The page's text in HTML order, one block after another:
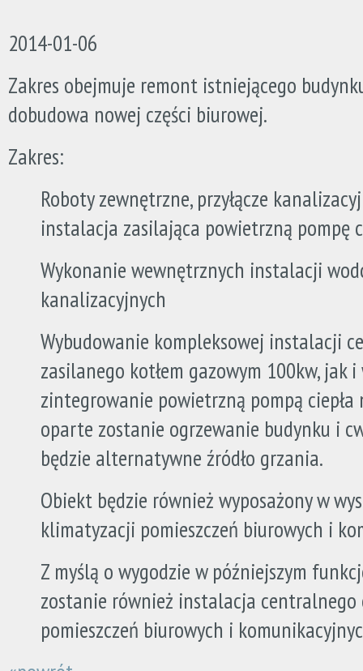
2014-01-06
Zakres obejmuje remont istniejącego
dobudowa nowej części biurowej.
Zakres:
Roboty zewnętrzne, przyłącze
instalacja zasilająca powietrzną pompę
Wykonanie wewnętrznych instalacji
kanalizacyjnych
Wybudowanie kompleksowej instalacji
zasilanego kotłem gazowym 100kw, jak i
zintegrowanie powietrzną pompą
oparte zostanie ogrzewanie budynku i
będzie alternatywne źródło grzania.
Obiekt będzie również wyposażony w
klimatyzacji pomieszczeń biurowych i
Z myślą o wygodzie w późniejszym
zostanie również instalacja centralnego
pomieszczeń biurowych i